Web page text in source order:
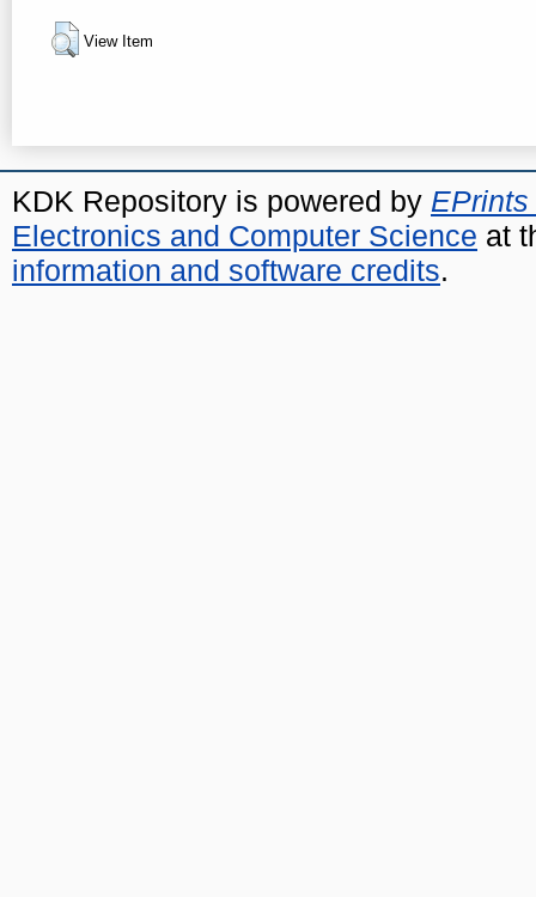
View Item
KDK Repository is powered by EPrints
Electronics and Computer Science at
information and software credits.